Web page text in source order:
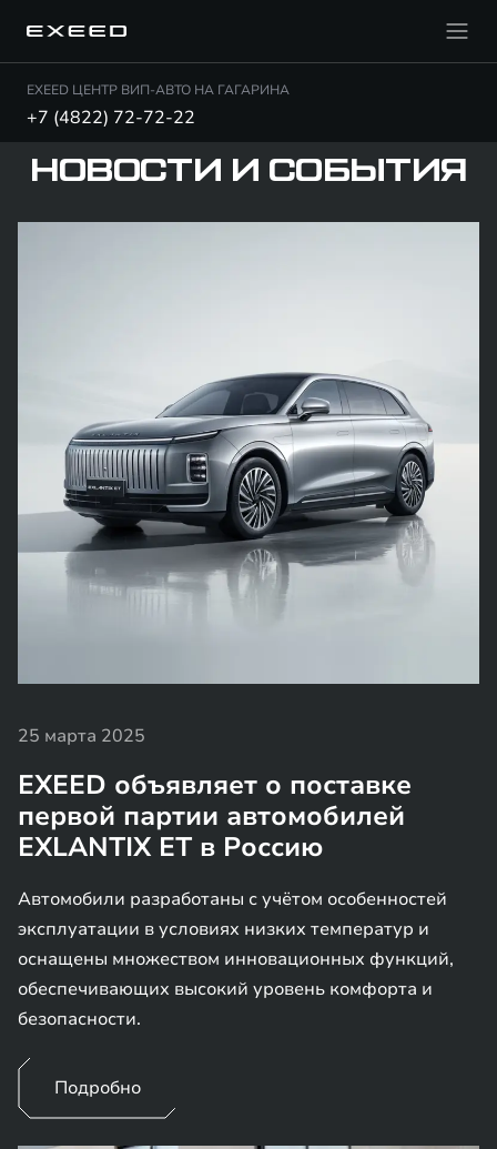
EXEED ЦЕНТР ВИП-АВТО НА ГАГАРИНА
+7 (4822) 72-72-22
НОВОСТИ И СОБЫТИЯ
25 марта 2025
EXEED объявляет о поставке
первой партии автомобилей
EXLANTIX ET в Россию
Автомобили разработаны с учётом особенностей
эксплуатации в условиях низких температур и
оснащены множеством инновационных функций,
обеспечивающих высокий уровень комфорта и
безопасности.
Подробно